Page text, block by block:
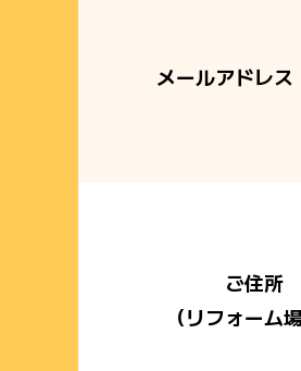
メールアドレス
ご住所
（リフォーム